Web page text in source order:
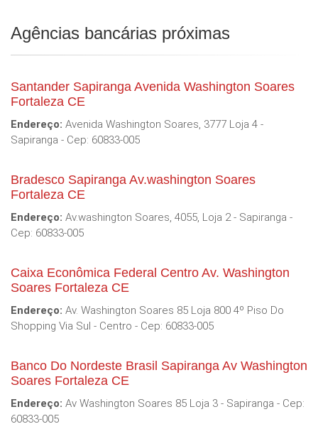
Agências bancárias próximas
Santander Sapiranga Avenida Washington Soares
Fortaleza CE
Endereço: Avenida Washington Soares, 3777 Loja 4 -
Sapiranga - Cep: 60833-005
Bradesco Sapiranga Av.washington Soares
Fortaleza CE
Endereço: Av.washington Soares, 4055, Loja 2 - Sapiranga -
Cep: 60833-005
Caixa Econômica Federal Centro Av. Washington
Soares Fortaleza CE
Endereço: Av. Washington Soares 85 Loja 800 4º Piso Do
Shopping Via Sul - Centro - Cep: 60833-005
Banco Do Nordeste Brasil Sapiranga Av Washington
Soares Fortaleza CE
Endereço: Av Washington Soares 85 Loja 3 - Sapiranga - Cep:
60833-005